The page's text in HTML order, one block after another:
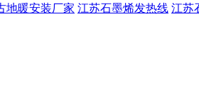
地暖安装厂家 江苏石墨烯发热线 江苏